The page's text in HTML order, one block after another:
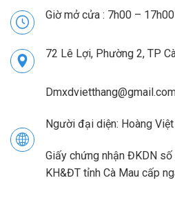
Giờ mở cửa : 7h00 –
72 Lê Lợi, Phường 2, TP
Người đại diện: Hoàng
Giấy chứng nhận ĐKDN
KH&ĐT tỉnh Cà Mau cấp